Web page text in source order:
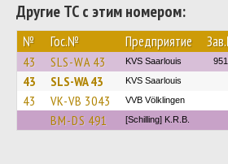
Другие ТС с этим номером:
№ Гос.№ Предприятие
43 SLS-WA 43 KVS Saarlouis
43 SLS-WA 43 KVS Saarlouis
43 VK-VB 3043 VVB Völklingen
BM-DS 491 [Schilling] K.R.B.